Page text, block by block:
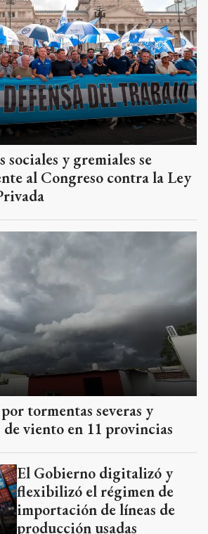
sociales y gremiales se
al Congreso contra la Ley
tormentas severas y
viento en 11 provincias
El Gobierno digitalizó y
flexibilizó el régimen de
importación de líneas de
producción usadas